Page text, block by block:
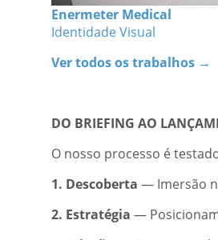
Enermeter Medical
Identidade Visual
Ver todos os trabalhos →
DO BRIEFING AO
O nosso processo é
1. Descoberta — Imersão
2. Estratégia —